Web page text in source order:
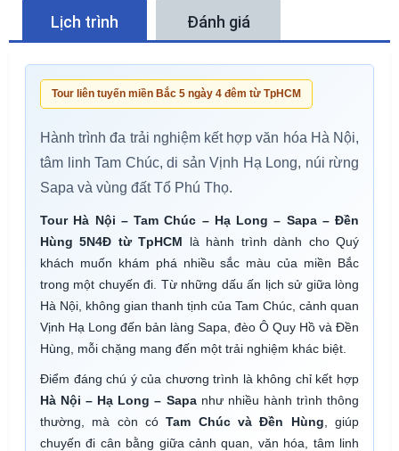
Lịch trình Đánh giá
Tour liên tuyến miền Bắc 5 ngày 4 đêm từ TpHCM
Hành trình đa trải nghiệm kết hợp văn hóa Hà Nội,
tâm linh Tam Chúc, di sản Vịnh Hạ Long, núi rừng
Sapa và vùng đất Tổ Phú Thọ.
Tour Hà Nội – Tam Chúc – Hạ Long – Sapa – Đền
Hùng 5N4Đ từ TpHCM là hành trình dành cho Quý
khách muốn khám phá nhiều sắc màu của miền Bắc
trong một chuyến đi. Từ những dấu ấn lịch sử giữa lòng
Hà Nội, không gian thanh tịnh của Tam Chúc, cảnh quan
Vịnh Hạ Long đến bản làng Sapa, đèo Ô Quy Hồ và Đền
Hùng, mỗi chặng mang đến một trải nghiệm khác biệt.
Điểm đáng chú ý của chương trình là không chỉ kết hợp
Hà Nội – Hạ Long – Sapanhư nhiều hành trình thông
thường, mà còn cóTam Chúc và Đền Hùng , giúp
chuyến đi cân bằng giữa cảnh quan, văn hóa, tâm linh